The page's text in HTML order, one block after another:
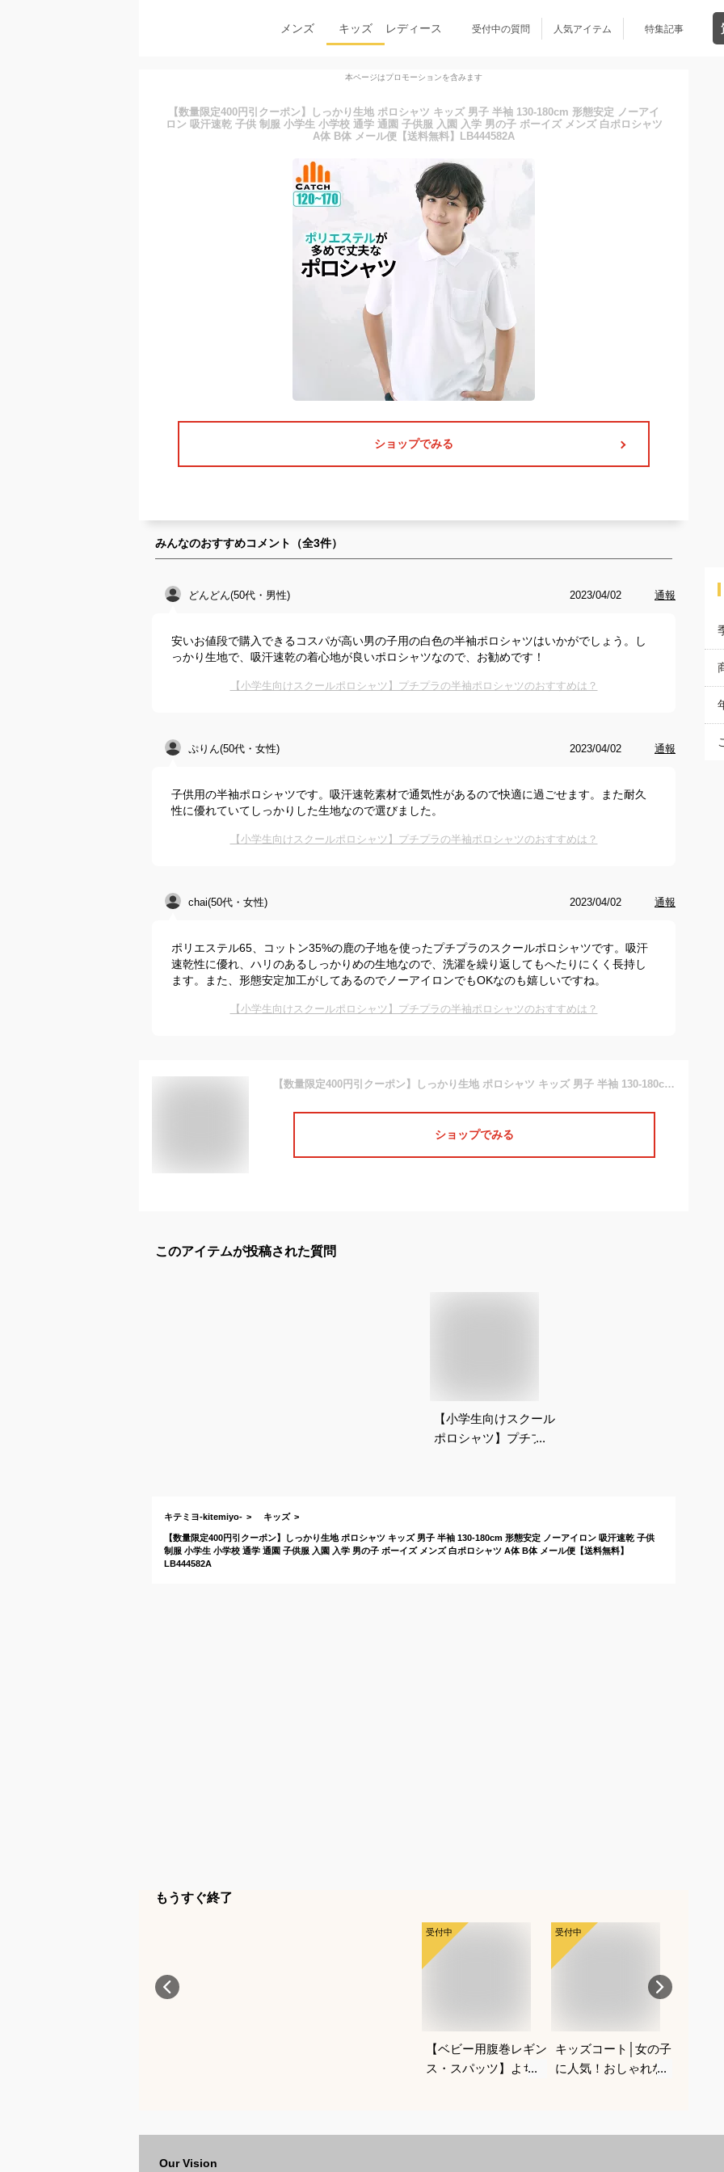
メンズ キッズ レディース 受付中の質問 人気アイテム 特集記事
本ページはプロモーションを含みます
【数量限定400円引クーポン】しっかり生地 ポロシャツ キッズ 男子 半袖 130-180cm 形態安定 ノーアイ
ロン 吸汗速乾 子供 制服 小学生 小学校 通学 通園 子供服 入園 入学 男の子 ボーイズ メンズ 白ポロシャツ
A体 B体 メール便【送料無料】LB444582A
ショップでみる
みんなのおすすめコメント（全3件）
どんどん(50代・男性) 2023/04/02 通報
安いお値段で購入できるコスパが高い男の子用の白色の半袖ポロシャツはいかがでしょう。し
っかり生地で、吸汗速乾の着心地が良いポロシャツなので、お勧めです！
【小学生向けスクールポロシャツ】プチプラの半袖ポロシャツのおすすめは？
ぷりん(50代・女性) 2023/04/02 通報
子供用の半袖ポロシャツです。吸汗速乾素材で通気性があるので快適に過ごせます。また耐久
性に優れていてしっかりした生地なので選びました。
【小学生向けスクールポロシャツ】プチプラの半袖ポロシャツのおすすめは？
chai(50代・女性) 2023/04/02 通報
ポリエステル65、コットン35%の鹿の子地を使ったプチプラのスクールポロシャツです。吸汗
速乾性に優れ、ハリのあるしっかりめの生地なので、洗濯を繰り返してもへたりにくく長持し
ます。また、形態安定加工がしてあるのでノーアイロンでもOKなのも嬉しいですね。
【小学生向けスクールポロシャツ】プチプラの半袖ポロシャツのおすすめは？
【数量限定400円引クーポン】しっかり生地 ポロシャツ キッズ 男子 半袖 130-180cm 形態安定 ノーアイロン 吸汗速乾 子供 制服 小学生 小学校 通学 通園 子供服 入園 入学 男の子 ボーイズ メンズ 白ポロシャツ A体 B体 メール便【送料無料】LB444582A
ショップでみる
このアイテムが投稿された質問
【小学生向けスクール
ポロシャツ】プチプラ
キテミヨ-kitemiyo- キッズ
【数量限定400円引クーポン】しっかり生地 ポロシャツ キッズ 男子 半袖 130-180cm 形態安定 ノーアイロン 吸汗速乾 子供
制服 小学生 小学校 通学 通園 子供服 入園 入学 男の子 ボーイズ メンズ 白ポロシャツ A体 B体 メール便【送料無料】
LB444582A
もうすぐ終了
受付中
【ベビー用腹巻レギン
ス・スパッツ】よちよ
受付中
キッズコート│女の子
に人気！おしゃれなあ
Our Vision